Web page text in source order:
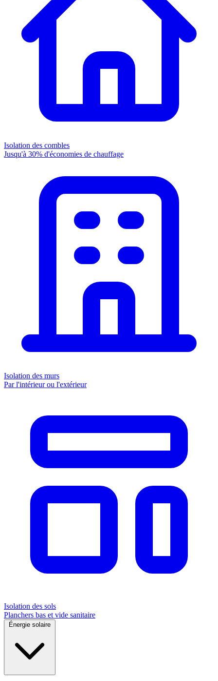
Isolation des combles
Jusqu'à 30% d'économies de chauffage
Isolation des murs
Par l'intérieur ou l'extérieur
Isolation des sols
Planchers bas et vide sanitaire